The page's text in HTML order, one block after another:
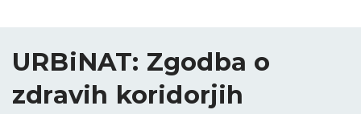
URBiNAT: Zgodba o
zdravih koridorjih